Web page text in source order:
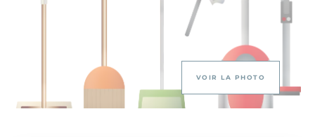
VOIR LA PHOTO